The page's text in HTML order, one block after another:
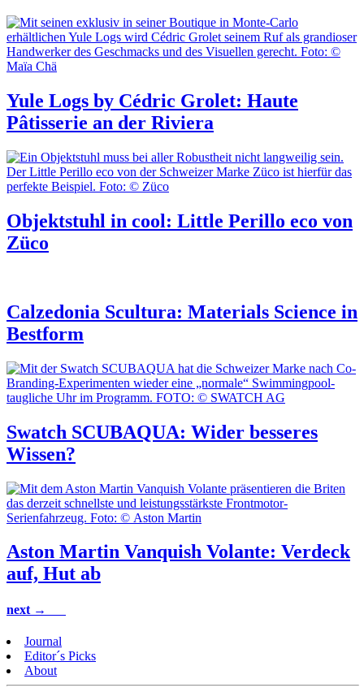
Yule Logs by Cédric Grolet: Haute
Pâtisserie an der Riviera
Objektstuhl in cool: Little Perillo eco von
Züco
Calzedonia Scultura: Materials Science in
Bestform
Swatch SCUBAQUA: Wider besseres
Wissen?
Aston Martin Vanquish Volante: Verdeck
auf, Hut ab
next →
Journal
Editor´s Picks
About